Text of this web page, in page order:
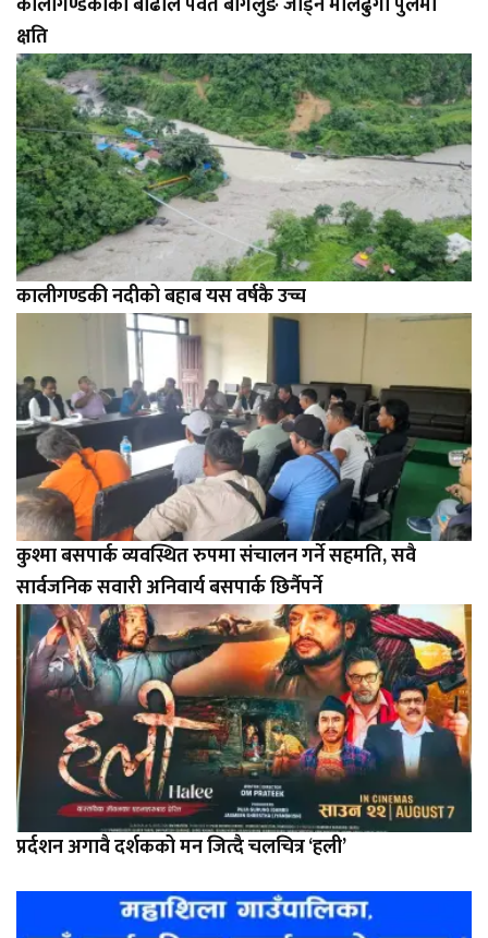
क्षति
कालीगण्डकी नदीको बहाब यस वर्षकै उच्च
कुश्मा बसपार्क व्यवस्थित रुपमा संचालन गर्ने सहमति, सवै
सार्वजनिक सवारी अनिवार्य बसपार्क छिर्नैपर्ने
प्रर्दशन अगावै दर्शकको मन जित्दै चलचित्र ‘हली’